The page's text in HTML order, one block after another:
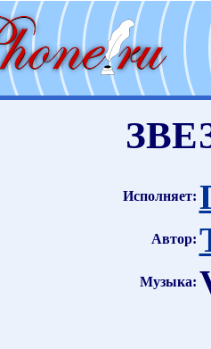
Исполняет:
Автор:
Музыка: